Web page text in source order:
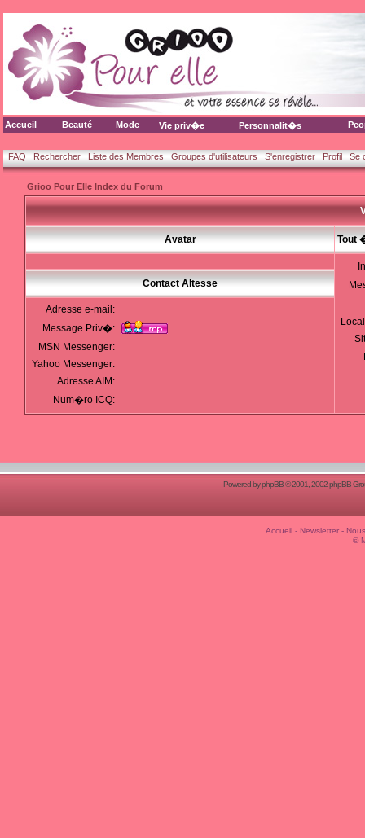
Accueil Beauté Mode Vie priv�e Personnalit�s
FAQ Rechercher Liste des Membres Groupes d'utilisateurs S'enregistrer Profil Se
Grioo Pour Elle Index du Forum
Avatar Tout
Contact Altesse
Adresse e-mail:
Message Priv�:
MSN Messenger:
Yahoo Messenger:
Adresse AIM:
Num�ro ICQ:
Powered byphpBB© 2001, 2002 phpBB
Accueil- Newsletter-
©